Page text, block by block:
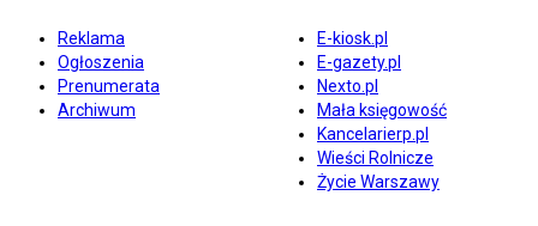
Reklama
Ogłoszenia
Prenumerata
Archiwum
E-kiosk.pl
E-gazety.pl
Nexto.pl
Mała księgowość
Kancelarierp.pl
Wieści Rolnicze
Życie Warszawy